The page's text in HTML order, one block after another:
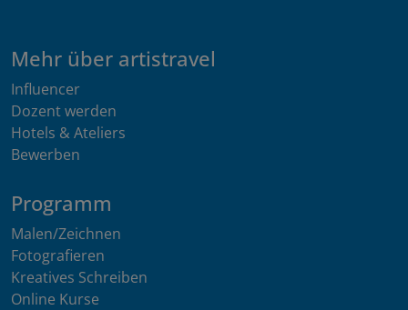
Mehr über artistravel
Influencer
Dozent werden
Hotels & Ateliers
Bewerben
Programm
Malen/Zeichnen
Fotografieren
Kreatives Schreiben
Online Kurse